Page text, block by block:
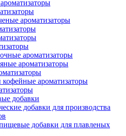
ароматизаторы
ароматизаторы
ароматизаторы
ароматизаторы
добавки
добавки для производства
добавки для плавленых